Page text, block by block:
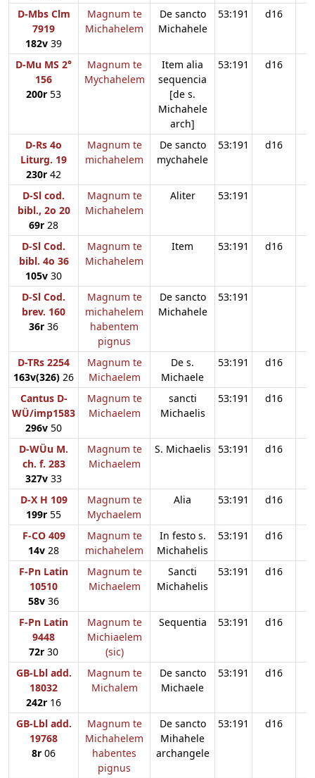
D-Mbs Clm
7919
182v 39
Magnum te
Michahelem
De sancto
Michahele
53:191 d16
D-Mu MS 2°
156
200r 53
Magnum te
Mychahelem
Item alia
sequencia
[de s.
Michahele
arch]
53:191 d16
D-Rs 4o
Liturg. 19
230r 42
Magnum te
michahelem
De sancto
mychahele
53:191 d16
D-Sl cod.
bibl., 2o 20
69r 28
Magnum te
Michahelem
Aliter 53:191
D-Sl Cod.
bibl. 4o 36
105v 30
Magnum te
Michahelem
Item 53:191 d16
D-Sl Cod.
brev. 160
36r 36
Magnum te
michahelem
habentem
pignus
De sancto
Michahele
53:191
D-TRs 2254
163v(326) 26
Magnum te
Michaelem
De s.
Michaele
53:191 d16
Cantus D-
WÜ/imp1583
296v 50
Magnum te
Michaelem
sancti
Michaelis
53:191 d16
D-WÜu M.
ch. f. 283
327v 33
Magnum te
Michaelem
S. Michaelis 53:191 d16
D-X H 109
199r 55
Magnum te
Mychaelem
Alia 53:191 d16
F-CO 409
14v 28
Magnum te
michahelem
In festo s.
Michahelis
53:191 d16
F-Pn Latin
10510
58v 36
Magnum te
Michaelem
Sancti
Michahelis
53:191 d16
F-Pn Latin
9448
72r 30
Magnum te
Michiaelem
(sic)
Sequentia 53:191 d16
GB-Lbl add.
18032
242r 16
Magnum te
Michalem
De sancto
Michaele
53:191 d16
GB-Lbl add.
19768
8r 06
Magnum te
Michahelem
habentes
pignus
De sancto
Mihahele
archangele
53:191 d16